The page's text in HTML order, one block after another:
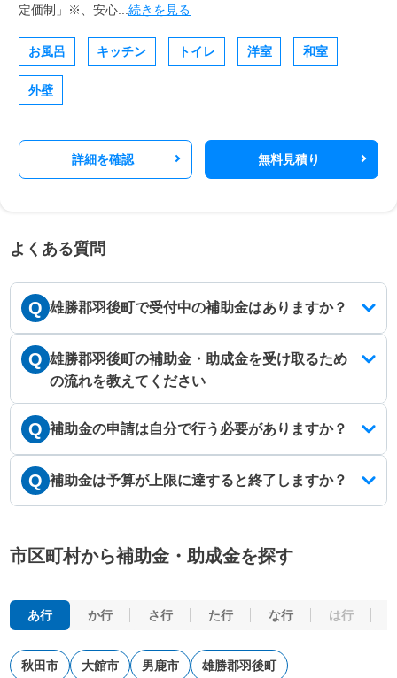
定価制」※、安心... 続きを見る
お風呂 キッチン トイレ 洋室 和室
外壁
詳細を確認 無料見積り
よくある質問
Q 雄勝郡羽後町で受付中の補助金はありますか？
Q 雄勝郡羽後町の補助金・助成金を受け取るため
の流れを教えてください
Q 補助金の申請は自分で行う必要がありますか？
Q 補助金は予算が上限に達すると終了しますか？
市区町村から補助金・助成金を探す
あ行 か行 さ行 た行 な行 は行
秋田市 大館市 男鹿市 雄勝郡羽後町